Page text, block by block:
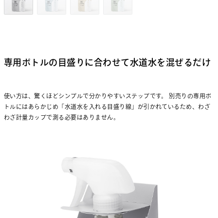
専用ボトルの目盛りに合わせて水道水を混ぜるだけ
使い方は、驚くほどシンプルで分かりやすいステップです。 別売りの専用ボ
トルにはあらかじめ「水道水を入れる目盛り線」が引かれているため、わざ
わざ計量カップで測る必要はありません。